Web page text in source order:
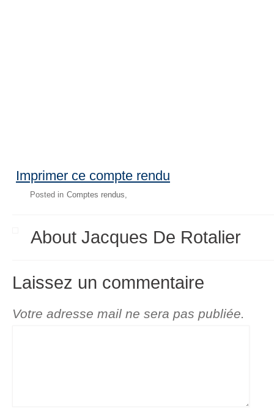
Imprimer ce compte rendu
Posted in Comptes rendus
About Jacques De Rotalier
Laissez un commentaire
Votre adresse mail ne sera pas publiée.